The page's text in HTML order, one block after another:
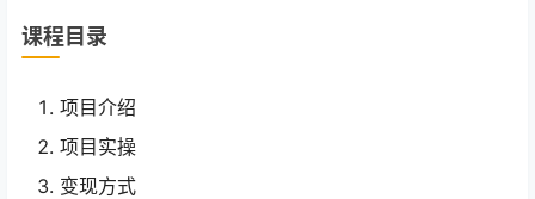
课程目录
项目介绍
项目实操
变现方式